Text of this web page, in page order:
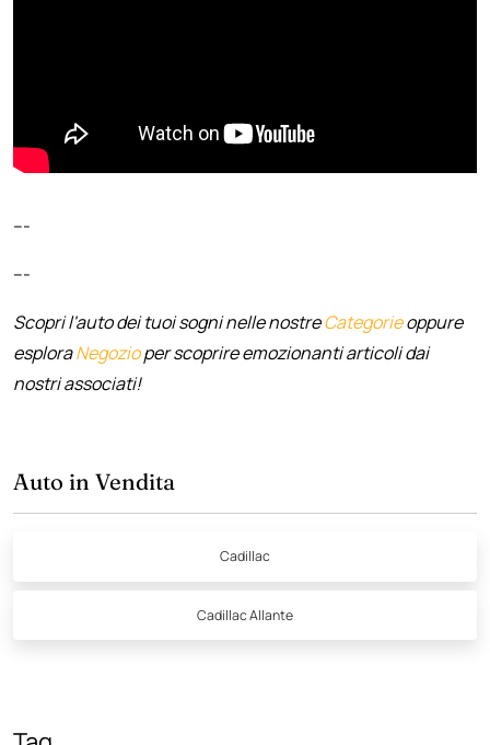
---
---
Scopri l'auto dei tuoi sogni nelle nostreCategorieoppure
esploraNegozioper scoprire emozionanti articoli dai
nostri associati!
Auto in Vendita
Cadillac
Cadillac Allante